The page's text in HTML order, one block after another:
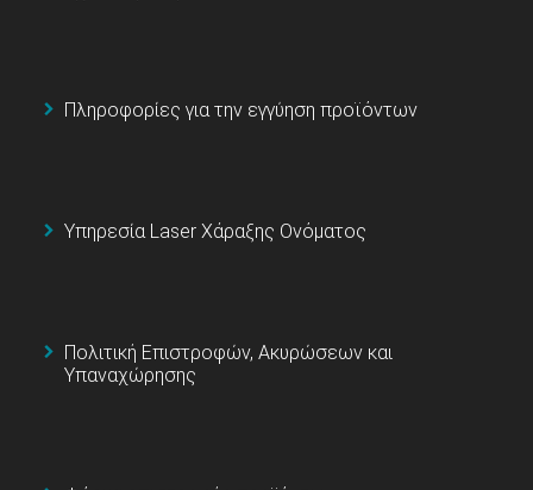
Πληροφορίες για την εγγύηση προϊόντων
Υπηρεσία Laser Χάραξης Ονόματος
Πολιτική Επιστροφών, Ακυρώσεων και
Υπαναχώρησης